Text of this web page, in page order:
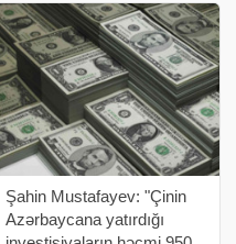
verir ki, Tural Bayramov "MFX-
Trading İnvestisiya Şirkəti"ni
Şahin Mustafayev: "Çinin
Azərbaycana yatırdığı